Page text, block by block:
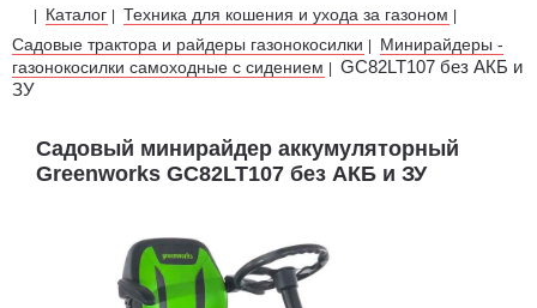
| Каталог | Техника для кошения и ухода за газоном |
Садовые трактора и райдеры газонокосилки |
Минирайдеры -
газонокосилки самоходные с сидением | GC82LT107 без АКБ и
ЗУ
Садовый минирайдер аккумуляторный
Greenworks GC82LT107 без АКБ и ЗУ